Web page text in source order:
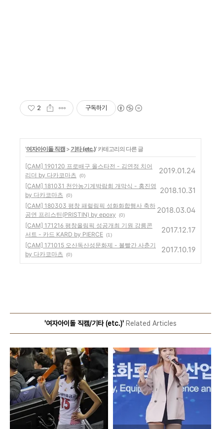
2 구독하기
'여자아이돌 직캠 > 기타 (etc.)' 카테고리의 다른 글
[CAM] 190120 프로배구 올스타전 - 김연정 치어
리더 by 다카코마츠
(0)
2019.01.24
[CAM] 181031 천안농기계박람회 개막식 - 홍진영
by 다카코마츠
(0)
2018.10.31
[CAM] 180303 평창 패럴림픽 성화화합행사 축하
공연 프리스틴(PRISTIN) by epoxy
(0)
2018.03.04
[CAM] 171216 평창올림픽 성공개최 기원 강릉콘
서트 - 카드 KARD by PIERCE (1)
2017.12.17
[CAM] 171015 오산독산성문화제 - 볼빨간 사춘기
by 다카코마츠
(0)
2017.10.19
'여자아이돌 직캠/기타 (etc.)' Related Articles